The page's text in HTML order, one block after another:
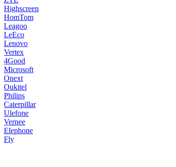
Highscreen
HomTom
Leagoo
LeEco
Lenovo
Vertex
4Good
Microsoft
Onext
Oukitel
Philips
Caterpillar
Ulefone
Vernee
Elephone
Fly